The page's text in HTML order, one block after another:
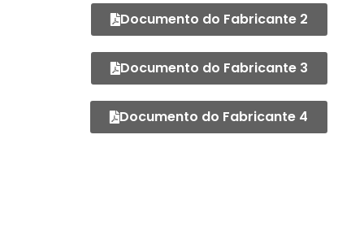
Documento do Fabricante 2
Documento do Fabricante 3
Documento do Fabricante 4